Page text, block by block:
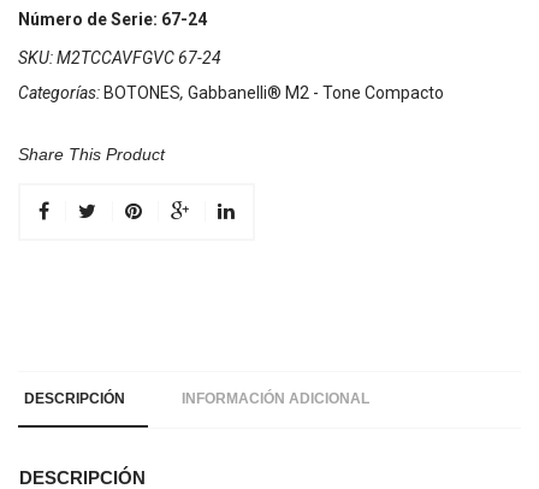
Número de Serie: 67-24
SKU:M2TCCAVFGVC 67-24
Categorías:BOTONES, Gabbanelli® M2 - Tone Compacto
Share This Product
DESCRIPCIÓN INFORMACIÓN ADICIONAL
DESCRIPCIÓN